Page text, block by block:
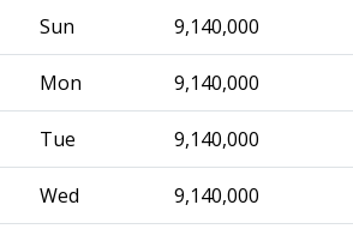
Sun 9,140,000
Mon 9,140,000
Tue 9,140,000
Wed 9,140,000